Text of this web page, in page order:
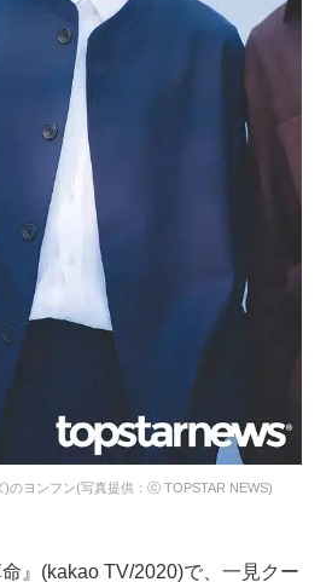
)のヨンフン(写真提供：ⓒ TOPSTAR NEWS)
』(kakao TV/2020)で、一見クー